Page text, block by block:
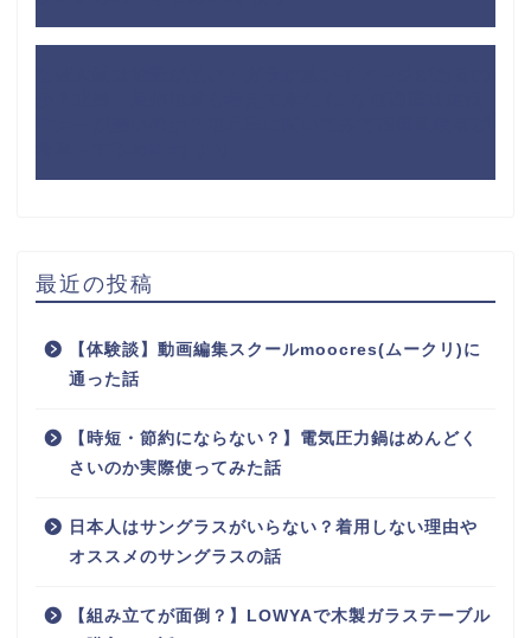
最近の投稿
【体験談】動画編集スクールmoocres(ムークリ)に
通った話
【時短・節約にならない？】電気圧力鍋はめんどく
さいのか実際使ってみた話
日本人はサングラスがいらない？着用しない理由や
オススメのサングラスの話
【組み立てが面倒？】LOWYAで木製ガラステーブル